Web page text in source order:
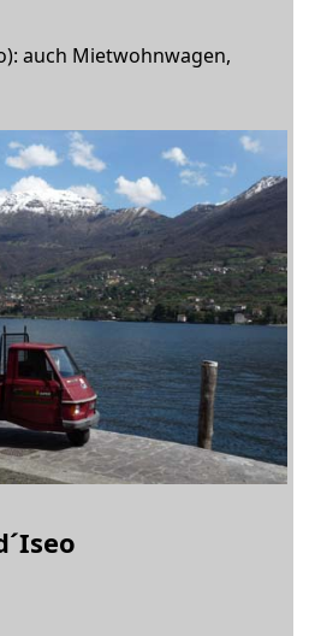
auch Mietwohnwagen,